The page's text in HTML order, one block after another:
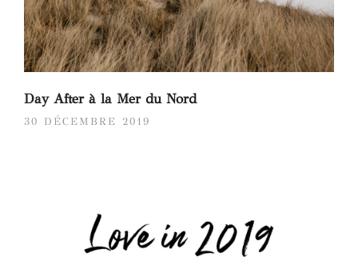
Day After à la Mer du Nord
30 DÉCEMBRE 2019